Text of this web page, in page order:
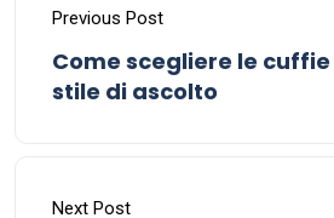
Previous Post
Come scegliere le
stile di ascolto
Next Post